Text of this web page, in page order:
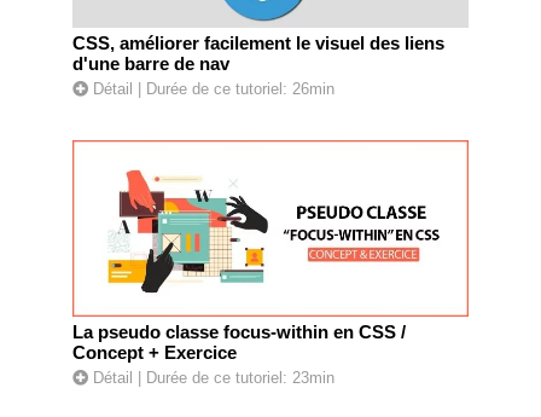
CSS, améliorer facilement le visuel des liens
d'une barre de nav
Détail | Durée de ce tutoriel: 26min
La pseudo classe focus-within en CSS /
Concept + Exercice
Détail | Durée de ce tutoriel: 23min